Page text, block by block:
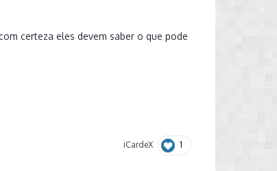
certeza eles devem saber o que pode
iCardeX 1